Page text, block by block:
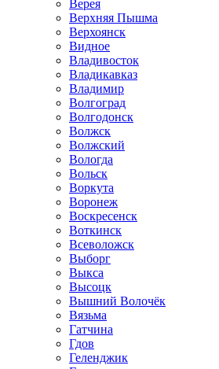
Верея
Верхняя Пышма
Верхоянск
Видное
Владивосток
Владикавказ
Владимир
Волгоград
Волгодонск
Волжск
Волжский
Вологда
Вольск
Воркута
Воронеж
Воскресенск
Воткинск
Всеволожск
Выборг
Выкса
Высоцк
Вышний Волочёк
Вязьма
Гатчина
Гдов
Геленджик